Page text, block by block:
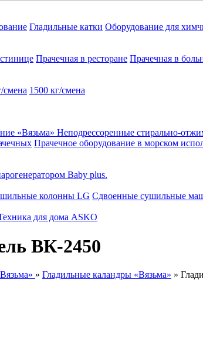
Гладильные катки Оборудование для
Прачечная в ресторане Прачечная в
смена 1500 кг/смена
«Вязьма» Неподрессоренные стирально-
Прачечное оборудование в морском
Baby plus.
колонны LG Сдвоенные сушильные
для дома ASKO
ВК-2450
» Гладильные каландры «Вязьма» »